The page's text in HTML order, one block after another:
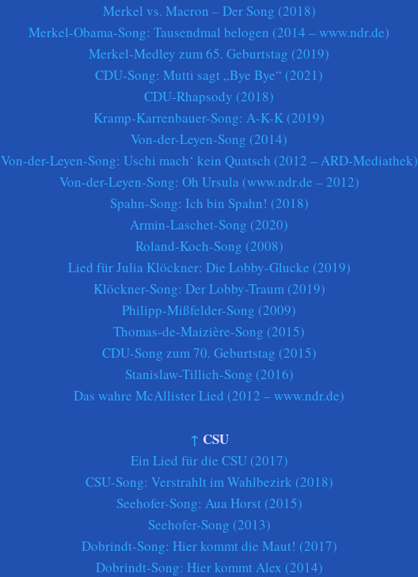
Merkel vs. Macron – Der Song (2018)
Merkel-Obama-Song: Tausendmal belogen (2014 – www.ndr.de)
Merkel-Medley zum 65. Geburtstag (2019)
CDU-Song: Mutti sagt „Bye Bye“ (2021)
CDU-Rhapsody (2018)
Kramp-Karrenbauer-Song: A-K-K (2019)
Von-der-Leyen-Song (2014)
Von-der-Leyen-Song: Uschi mach‘ kein Quatsch (2012 – ARD-Mediathek)
Von-der-Leyen-Song: Oh Ursula (www.ndr.de – 2012)
Spahn-Song: Ich bin Spahn! (2018)
Armin-Laschet-Song (2020)
Roland-Koch-Song (2008)
Lied für Julia Klöckner: Die Lobby-Glucke (2019)
Klöckner-Song: Der Lobby-Traum (2019)
Philipp-Mißfelder-Song (2009)
Thomas-de-Maizière-Song (2015)
CDU-Song zum 70. Geburtstag (2015)
Stanislaw-Tillich-Song (2016)
Das wahre McAllister Lied (2012 – www.ndr.de)
↑ CSU
Ein Lied für die CSU (2017)
CSU-Song: Verstrahlt im Wahlbezirk (2018)
Seehofer-Song: Aua Horst (2015)
Seehofer-Song (2013)
Dobrindt-Song: Hier kommt die Maut! (2017)
Dobrindt-Song: Hier kommt Alex (2014)